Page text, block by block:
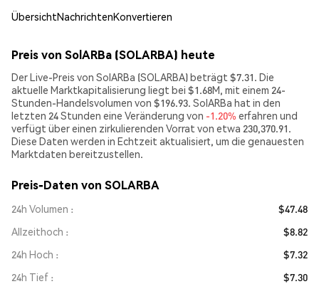
ÜbersichtNachrichtenKonvertieren
Preis von SolARBa (SOLARBA) heute
Der Live-Preis von SolARBa (SOLARBA) beträgt $7.31. Die
aktuelle Marktkapitalisierung liegt bei $1.68M, mit einem 24-
Stunden-Handelsvolumen von $196.93. SolARBa hat in den
letzten 24 Stunden eine Veränderung von -1.20% erfahren und
verfügt über einen zirkulierenden Vorrat von etwa 230,370.91.
Diese Daten werden in Echtzeit aktualisiert, um die genauesten
Marktdaten bereitzustellen.
Preis-Daten von SOLARBA
24h Volumen
$47.48
Allzeithoch
$8.82
24h Hoch
$7.32
24h Tief
$7.30